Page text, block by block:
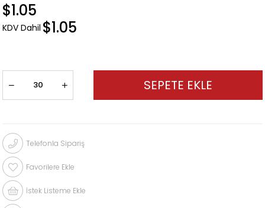
$1.05
KDV Dahil $1.05
Telefonla Sipariş
Favorilere Ekle
İstek Listeme Ekle